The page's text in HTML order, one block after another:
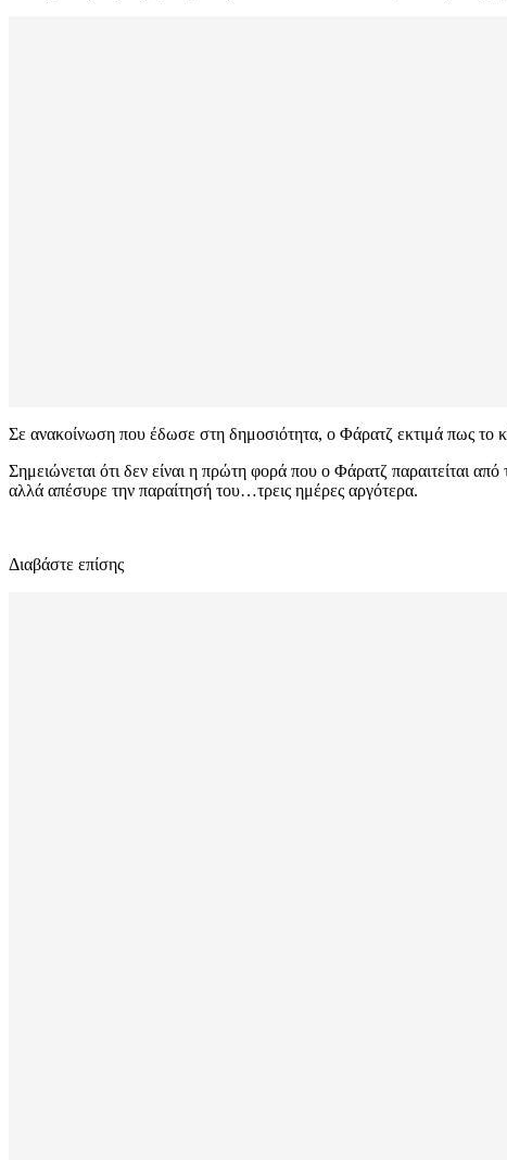
Σε ανακοίνωση που έδωσε στη δημοσιότητα, ο Φάρατζ εκτιμά πως το
Σημειώνεται ότι δεν είναι η πρώτη φορά που ο Φάρατζ παραιτείται
αλλά απέσυρε την παραίτησή του…τρεις ημέρες αργότερα.
Διαβάστε επίσης